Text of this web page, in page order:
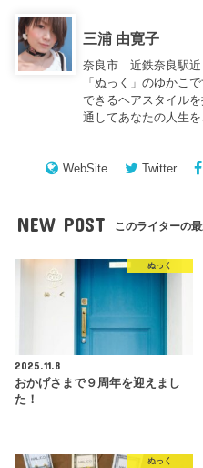
三浦 由寛子
奈良市 近鉄奈良駅
「ぬっく」のゆかこ
できるヘアスタイル
通してあなたの人生
WebSite Twitter
NEW POST このライターの
ぬっく
2025.11.8
おかげさまで９周年を迎えまし
た！
ぬっく